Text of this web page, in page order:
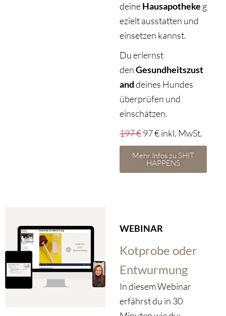
deineHausapotheke g
ezielt ausstatten und
einsetzen kannst.
Du erlernst
denGesundheitszust
anddeines Hundes
überprüfen und
einschätzen.
197 €97 € inkl. MwSt.
Mehr Infos zu SHIT
HAPPENS
WEBINAR
Kotprobe oder
Entwurmung
In diesem Webinar
erfährst du in 30